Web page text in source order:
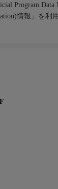
Program
情報」を